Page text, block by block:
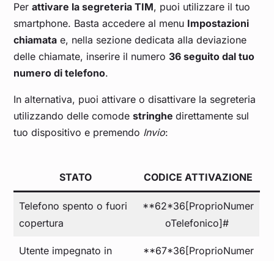
Perattivare la segreteria TIM, puoi utilizzare il tuo
smartphone. Basta accedere al menu Impostazioni
chiamata e, nella sezione dedicata alla deviazione
delle chiamate, inserire il numero 36 seguito dal tuo
numero di telefono.
In alternativa, puoi attivare o disattivare la segreteria
utilizzando delle comodestringhedirettamente sul
tuo dispositivo e premendo Invio:
STATO CODICE ATTIVAZIONE
Telefono spento o fuori
copertura
**62*36[ProprioNumer
oTelefonico]#
Utente impegnato in
**67*36[ProprioNumer